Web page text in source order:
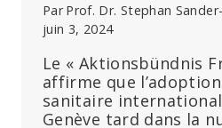
Par Prof. Dr. Stephan
juin 3, 2024
Le « Aktionsbündnis
affirme que
sanitaire international
Genève tard dans la